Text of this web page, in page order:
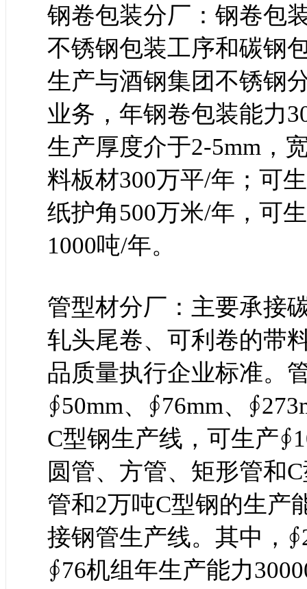
钢卷包装分厂：钢卷包
不锈钢包装工序和碳钢
生产与酒钢集团不锈钢
业务，年钢卷包装能力
生产厚度介于2-5mm，
料板材300万平/年；可
纸护角500万米/年，可
1000吨/年。
管型材分厂：主要承接
轧头尾卷、可利卷的带
品质量执行企业标准。
∮50mm、∮76mm、
C型钢生产线，可生产
圆管、方管、矩形管和
管和2万吨C型钢的生产
接钢管生产线。其中，
∮76机组年生产能力